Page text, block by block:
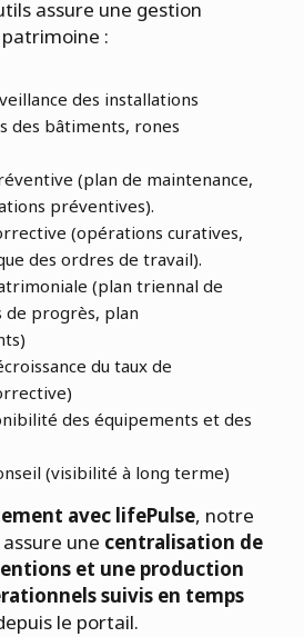
assure une gestion
:
des installations
des bâtiments, rones
(plan de maintenance,
préventives).
(opérations curatives,
des ordres de travail).
(plan triennal de
de progrès, plan
du taux de
des équipements et des
(visibilité à long terme)
avec lifePulse, notre
une centralisation de
et une production
suivis en temps
le portail.